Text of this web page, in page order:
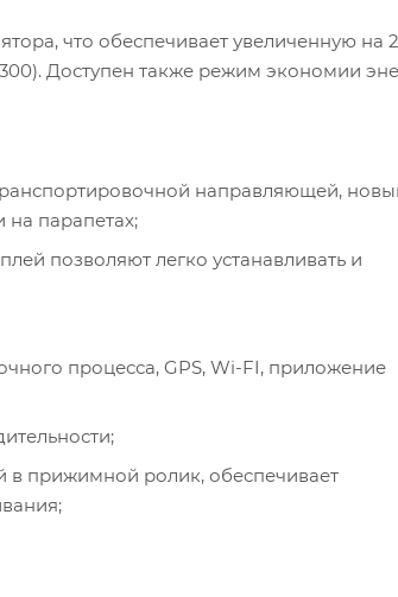
что обеспечивает увеличенную на
Доступен также режим экономии
направляющей,
на парапетах;
позволяют легко устанавливать и
процесса, GPS, Wi-FI, приложение
прижимной ролик, обеспечивает